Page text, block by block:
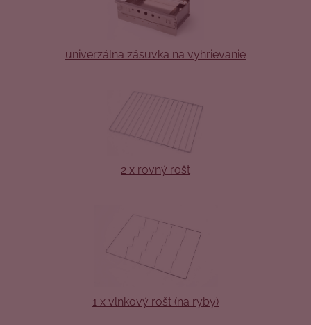
univerzálna zásuvka na vyhrievanie
2 x rovný rošt
1 x vlnkový rošt (na ryby)